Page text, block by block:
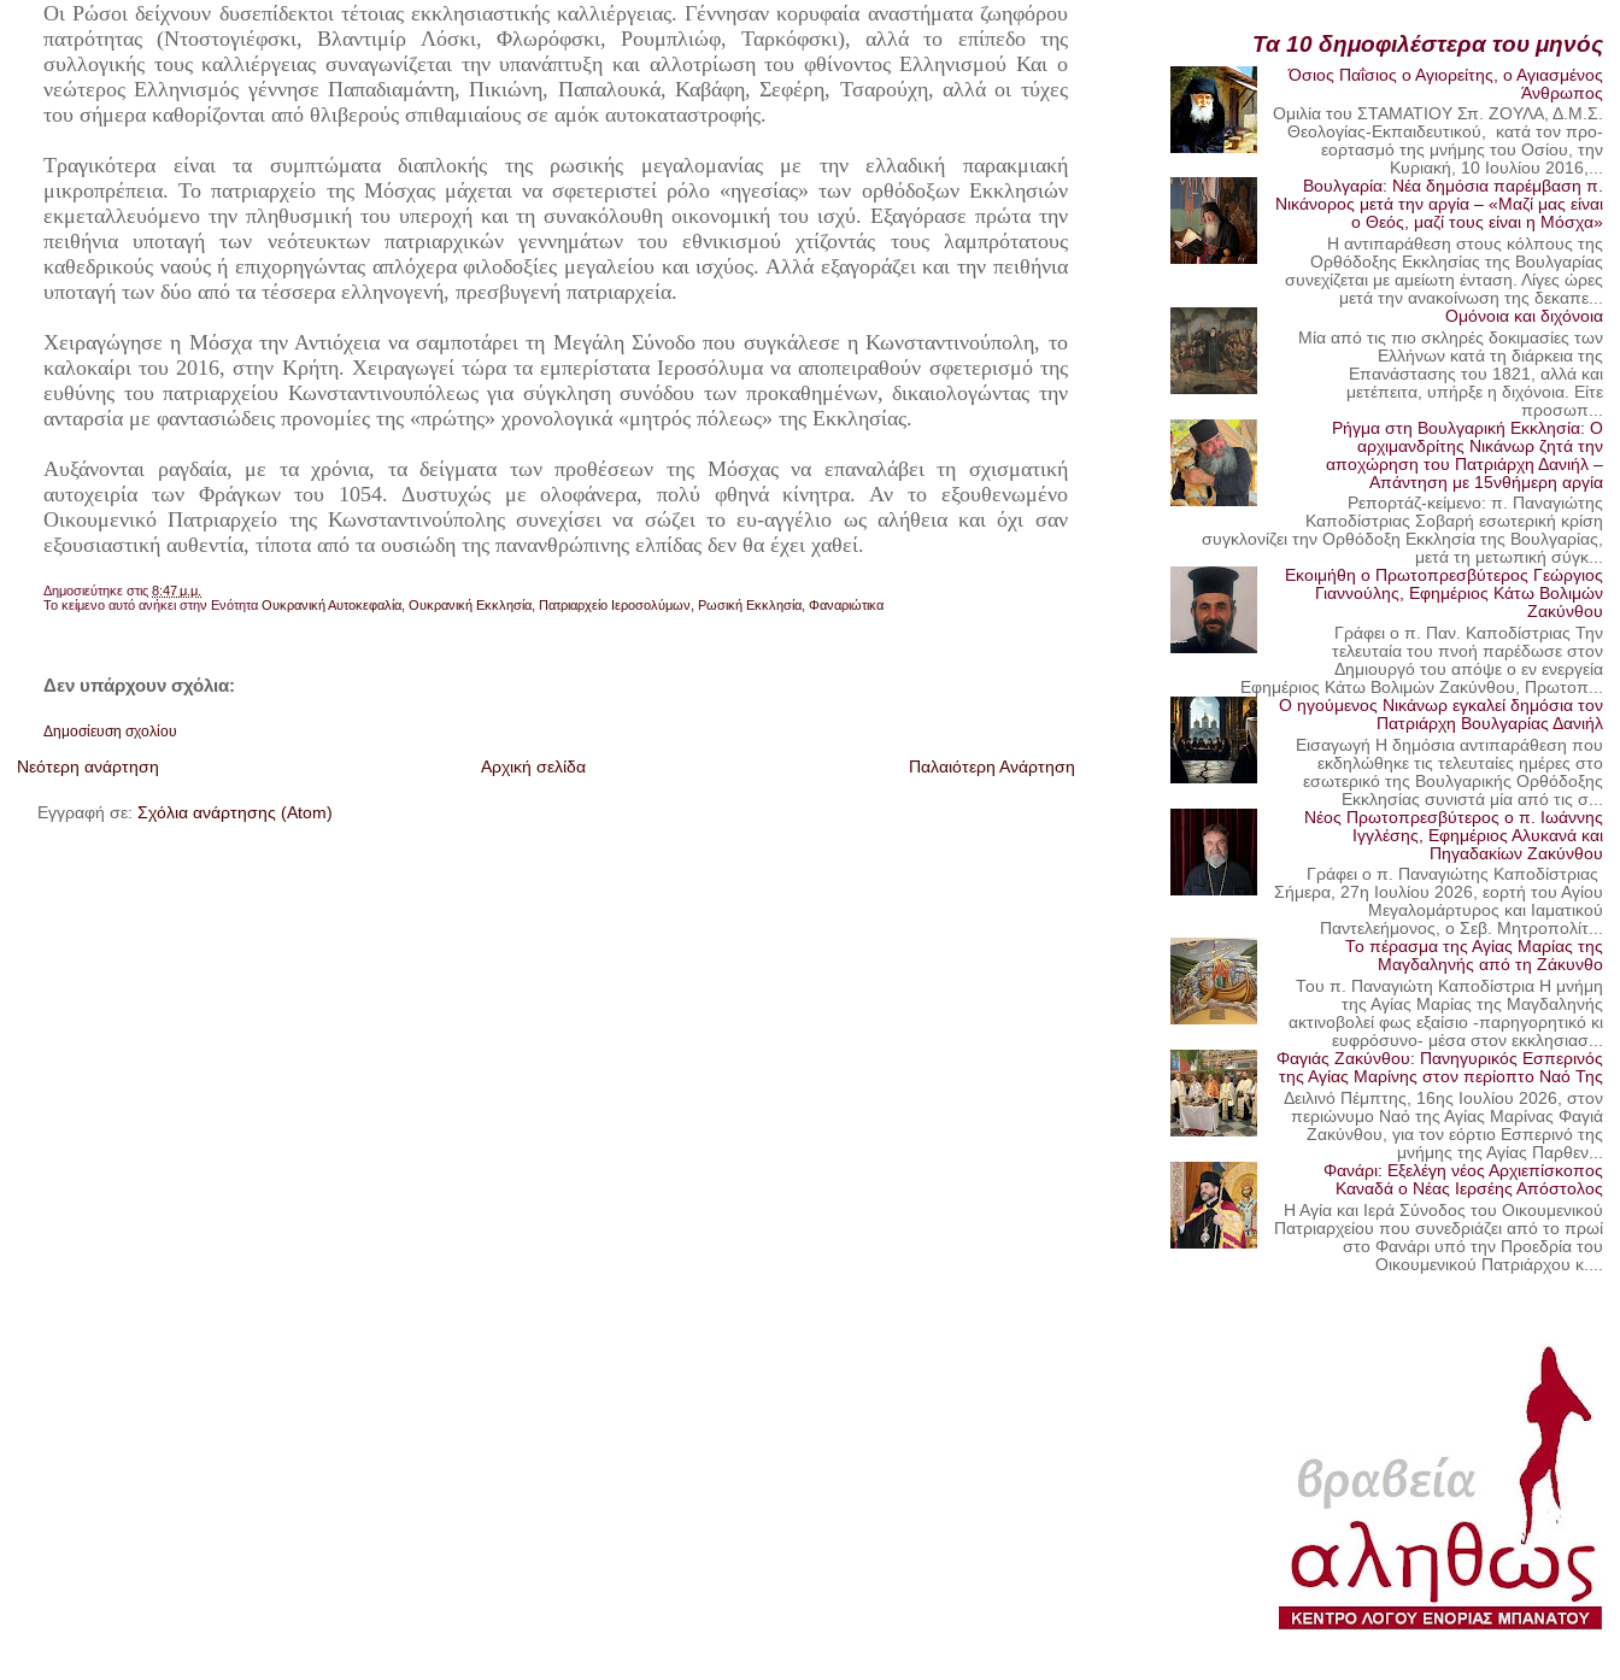
Οι Ρώσοι δείχνουν δυσεπίδεκτοι τέτοιας εκκλησιαστικής καλλιέργειας. Γέννησαν κορυφαία αναστήματα ζωηφόρου
πατρότητας (Ντοστογιέφσκι, Βλαντιμίρ Λόσκι, Φλωρόφσκι, Ρουμπλιώφ, Ταρκόφσκι), αλλά το επίπεδο της
συλλογικής τους καλλιέργειας συναγωνίζεται την υπανάπτυξη και αλλοτρίωση του φθίνοντος Ελληνισμού Και ο
νεώτερος Ελληνισμός γέννησε Παπαδιαμάντη, Πικιώνη, Παπαλουκά, Καβάφη, Σεφέρη, Τσαρούχη, αλλά οι τύχες
του σήμερα καθορίζονται από θλιβερούς σπιθαμιαίους σε αμόκ αυτοκαταστροφής.
Τραγικότερα είναι τα συμπτώματα διαπλοκής της ρωσικής μεγαλομανίας με την ελλαδική παρακμιακή
μικροπρέπεια. Το πατριαρχείο της Μόσχας μάχεται να σφετεριστεί ρόλο «ηγεσίας» των ορθόδοξων Εκκλησιών
εκμεταλλευόμενο την πληθυσμική του υπεροχή και τη συνακόλουθη οικονομική του ισχύ. Εξαγόρασε πρώτα την
πειθήνια υποταγή των νεότευκτων πατριαρχικών γεννημάτων του εθνικισμού χτίζοντάς τους λαμπρότατους
καθεδρικούς ναούς ή επιχορηγώντας απλόχερα φιλοδοξίες μεγαλείου και ισχύος. Αλλά εξαγοράζει και την πειθήνια
υποταγή των δύο από τα τέσσερα ελληνογενή, πρεσβυγενή πατριαρχεία.
Χειραγώγησε η Μόσχα την Αντιόχεια να σαμποτάρει τη Μεγάλη Σύνοδο που συγκάλεσε η Κωνσταντινούπολη, το
καλοκαίρι του 2016, στην Κρήτη. Χειραγωγεί τώρα τα εμπερίστατα Ιεροσόλυμα να αποπειραθούν σφετερισμό της
ευθύνης του πατριαρχείου Κωνσταντινουπόλεως για σύγκληση συνόδου των προκαθημένων, δικαιολογώντας την
ανταρσία με φαντασιώδεις προνομίες της «πρώτης» χρονολογικά «μητρός πόλεως» της Εκκλησίας.
Αυξάνονται ραγδαία, με τα χρόνια, τα δείγματα των προθέσεων της Μόσχας να επαναλάβει τη σχισματική
αυτοχειρία των Φράγκων του 1054. Δυστυχώς με ολοφάνερα, πολύ φθηνά κίνητρα. Αν το εξουθενωμένο
Οικουμενικό Πατριαρχείο της Κωνσταντινούπολης συνεχίσει να σώζει το ευ-αγγέλιο ως αλήθεια και όχι σαν
εξουσιαστική αυθεντία, τίποτα από τα ουσιώδη της πανανθρώπινης ελπίδας δεν θα έχει χαθεί.
Δημοσιεύτηκε στις8:47 μ.μ.
Το κείμενο αυτό ανήκει στην ΕνότηταΟυκρανική Αυτοκεφαλία ,Ουκρανική Εκκλησία ,Πατριαρχείο Ιεροσολύμων ,Ρωσική Εκκλησία ,Φαναριώτικα
Δεν υπάρχουν σχόλια:
Δημοσίευση σχολίου
Νεότερη ανάρτηση Παλαιότερη Ανάρτηση
Αρχική σελίδα
Εγγραφή σε:Σχόλια ανάρτησης (Atom)
Τα 10 δημοφιλέστερα του μηνός
Όσιος Παΐσιος ο Αγιορείτης, ο Αγιασμένος
Άνθρωπος
Ομιλία του ΣΤΑΜΑΤΙΟΥ Σπ. ΖΟΥΛΑ, Δ.Μ.Σ.
Θεολογίας-Εκπαιδευτικού, κατά τον προ-
εορτασμό της μνήμης του Οσίου, την
Κυριακή, 10 Ιουλίου 2016,...
Βουλγαρία: Νέα δημόσια παρέμβαση π.
Νικάνορος μετά την αργία – «Μαζί μας είναι
ο Θεός, μαζί τους είναι η Μόσχα»
Η αντιπαράθεση στους κόλπους της
Ορθόδοξης Εκκλησίας της Βουλγαρίας
συνεχίζεται με αμείωτη ένταση. Λίγες ώρες
μετά την ανακοίνωση της δεκαπε...
Ομόνοια και διχόνοια
Μία από τις πιο σκληρές δοκιμασίες των
Ελλήνων κατά τη διάρκεια της
Επανάστασης του 1821, αλλά και
μετέπειτα, υπήρξε η διχόνοια. Είτε
προσωπ...
Ρήγμα στη Βουλγαρική Εκκλησία: Ο
αρχιμανδρίτης Νικάνωρ ζητά την
αποχώρηση του Πατριάρχη Δανιήλ –
Απάντηση με 15νθήμερη αργία
Ρεπορτάζ-κείμενο: π. Παναγιώτης
Καποδίστριας Σοβαρή εσωτερική κρίση
συγκλονίζει την Ορθόδοξη Εκκλησία της Βουλγαρίας,
μετά τη μετωπική σύγκ...
Εκοιμήθη ο Πρωτοπρεσβύτερος Γεώργιος
Γιαννούλης, Εφημέριος Κάτω Βολιμών
Ζακύνθου
Γράφει ο π. Παν. Καποδίστριας Την
τελευταία του πνοή παρέδωσε στον
Δημιουργό του απόψε ο εν ενεργεία
Εφημέριος Κάτω Βολιμών Ζακύνθου, Πρωτοπ...
Ο ηγούμενος Νικάνωρ εγκαλεί δημόσια τον
Πατριάρχη Βουλγαρίας Δανιήλ
Εισαγωγή Η δημόσια αντιπαράθεση που
εκδηλώθηκε τις τελευταίες ημέρες στο
εσωτερικό της Βουλγαρικής Ορθόδοξης
Εκκλησίας συνιστά μία από τις σ...
Νέος Πρωτοπρεσβύτερος ο π. Ιωάννης
Ιγγλέσης, Εφημέριος Αλυκανά και
Πηγαδακίων Ζακύνθου
Γράφει ο π. Παναγιώτης Καποδίστριας
Σήμερα, 27η Ιουλίου 2026, εορτή του Αγίου
Μεγαλομάρτυρος και Ιαματικού
Παντελεήμονος, ο Σεβ. Μητροπολίτ...
Το πέρασμα της Αγίας Μαρίας της
Μαγδαληνής από τη Ζάκυνθο
Του π. Παναγιώτη Καποδίστρια Η μνήμη
της Αγίας Μαρίας της Μαγδαληνής
ακτινοβολεί φως εξαίσιο -παρηγορητικό κι
ευφρόσυνο- μέσα στον εκκλησιασ...
Φαγιάς Ζακύνθου: Πανηγυρικός Εσπερινός
της Αγίας Μαρίνης στον περίοπτο Ναό Της
Δειλινό Πέμπτης, 16ης Ιουλίου 2026, στον
περιώνυμο Ναό της Αγίας Μαρίνας Φαγιά
Ζακύνθου, για τον εόρτιο Εσπερινό της
μνήμης της Αγίας Παρθεν...
Φανάρι: Εξελέγη νέος Αρχιεπίσκοπος
Καναδά ο Νέας Ιερσέης Απόστολος
Η Αγία και Ιερά Σύνοδος του Οικουμενικού
Πατριαρχείου που συνεδριάζει από το πρωί
στο Φανάρι υπό την Προεδρία του
Οικουμενικού Πατριάρχου κ....